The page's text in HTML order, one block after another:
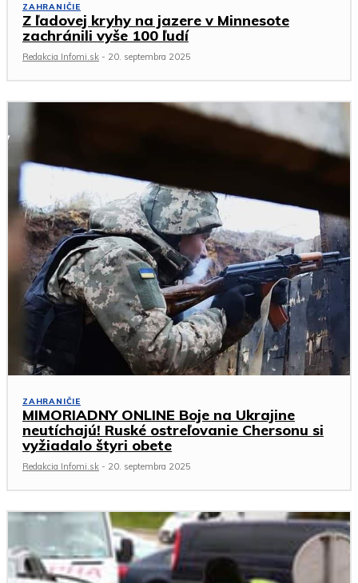
ZAHRANIČIE
Z ľadovej kryhy na jazere v Minnesote
zachránili vyše 100 ľudí
Redakcia Infomi.sk - 20. septembra 2025
ZAHRANIČIE
MIMORIADNY ONLINE Boje na Ukrajine
neutíchajú! Ruské ostreľovanie Chersonu si
vyžiadalo štyri obete
Redakcia Infomi.sk - 20. septembra 2025